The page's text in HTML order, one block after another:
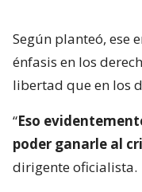
Según planteó, ese
énfasis en los
libertad que en los
“Eso
poder ganarle al
dirigente oficialista.